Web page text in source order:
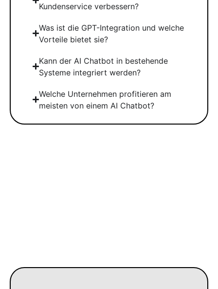
Kundenservice verbessern?
Was ist die GPT-Integration und welche
Vorteile bietet sie?
Kann der AI Chatbot in bestehende
Systeme integriert werden?
Welche Unternehmen profitieren am
meisten von einem AI Chatbot?